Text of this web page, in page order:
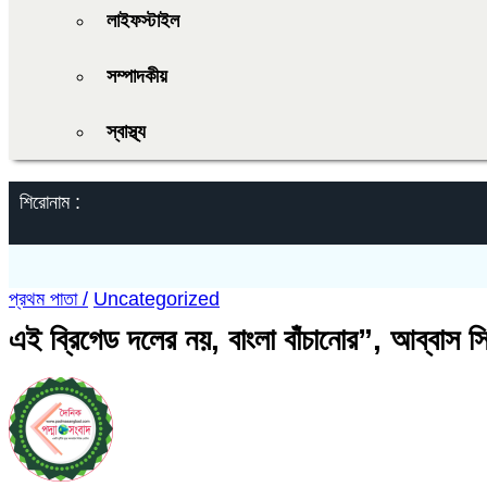
লাইফস্টাইল
সম্পাদকীয়
স্বাস্থ্য
শিরোনাম :
প্রথম পাতা / Uncategorized
এই ব্রিগেড দলের নয়, বাংলা বাঁচানোর”, আব্বাস